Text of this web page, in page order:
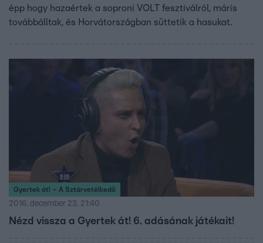
épp hogy hazaértek a soproni VOLT fesztiválról, máris
továbbálltak, és Horvátországban süttetik a hasukat.
Gyertek át! – A Sztárvetélkedő
2016. december 23. 21:40
Nézd vissza a Gyertek át! 6. adásának játékait!